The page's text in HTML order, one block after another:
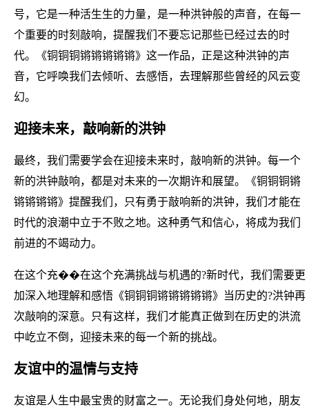
号，它是一种活生生的力量，是一种洪钟般的声音，在每一
个重要的时刻敲响，提醒我们不要忘记那些已经过去的时
代。《铜铜铜锵锵锵锵锵》这一作品，正是这种洪钟的声
音，它呼唤我们去倾听、去感悟，去理解那些曾经的风云变
幻。
迎接未来，敲响新的洪钟
最终，我们需要学会在迎接未来时，敲响新的洪钟。每一个
新的洪钟敲响，都是对未来的一次期许和展望。《铜铜铜锵
锵锵锵锵》提醒我们，只有勇于敲响新的洪钟，我们才能在
时代的浪潮中立于不败之地。这种勇气和信心，将成为我们
前进的不竭动力。
在这个充��在这个充满挑战与机遇的?新时代，我们需要更
加深入地理解和感悟《铜铜铜锵锵锵锵锵》当历史的?洪钟再
次敲响的深意。只有这样，我们才能真正做到在历史的洪流
中屹立不倒，迎接未来的每一个新的挑战。
友谊中的温情与支持
友谊是人生中最宝贵的财富之一。无论我们身处何地，朋友